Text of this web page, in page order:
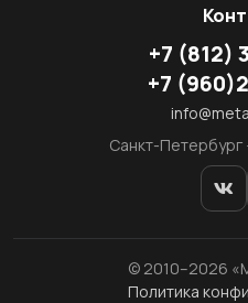
+7 (812)
+7 (960)
Санкт-Петербург
© 2010–2026
Политика